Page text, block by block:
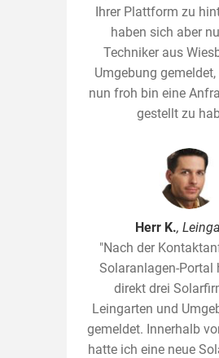
Ihrer Plattform zu
haben sich aber
Techniker aus
Umgebung
nun froh bin eine
gestellt zu
Herr K.,
"Nach der
Solaranlagen-Portal
direkt drei
Leingarten und
gemeldet. Innerhalb
hatte ich eine neue